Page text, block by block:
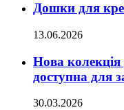
Дошки для
13.06.2026
Нова
доступна для
30.03.2026